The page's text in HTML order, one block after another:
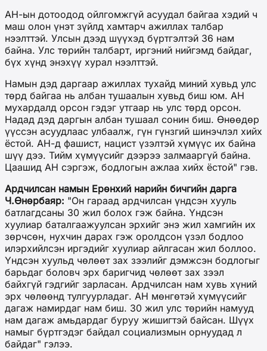
АН-ын дотоодод ойлгомжгүй асуудал байгаа хэдий ч
маш олон үнэт зүйлд хамтарч ажиллах талбар
нээлттэй. Улсын дээд шүүхэд бүртгэлтэй 36 нам
байна. Улс төрийн талбарт, иргэний нийгэмд байдаг,
бүх хүнд энэхүү хурал нээлттэй.
Намын дэд даргаар ажиллах тухайд миний хувьд улс
төрд байгаа нь албан тушаалын хувьд биш юм. АН
мухардалд орсон гэдэг утгаар нь улс төрд орсон.
Надад дэд даргын албан тушаал сонин биш. Өнөөдөр
үүссэн асуудлаас улбаалж, гүн гүнзгий шинэчлэл хийх
ёстой. АН-д фашист, нацист үзэлтэй хүмүүс их байна
шүү дээ. Тийм хүмүүсийг дээрээ залмааргүй байна.
Цаашид АН сэргэж, бодлогын ажлаа хийх ёстой" гэв.
Ардчилсан намын Ерөнхий нарийн бичгийн дарга
Ч.Өнөрбаяр: "Он гараад ардчилсан үндсэн хууль
батлагдсаны 30 жил болох гэж байна. Үндсэн
хуулиар баталгаажуулсан эрхийг энэ жил хамгийн их
зөрчсөн, нухчин дарах гэж оролдсон үзэл бодлоо
илэрхийлсэн иргэдийг хуулиар айлгасан жил боллоо.
Үндсэн хуульд чөлөөт зах зээлийг дэмжсэн бодлогыг
барьдаг боловч эрх баригчид чөлөөт зах зээл
байхгүй гэдгийг зарласан. Ардчилсан нам хувь хүний
эрх чөлөөнд тулгуурладаг. АН мөнгөтэй хүмүүсийг
дагаж намирдаг нам биш. 30 жил улс төрийн намууд
нам дагаж амьдардаг буруу жишигтэй байсан. Шүүх
намыг бүртгэдэг байдал социализмын орнуудад л
байдаг" гэлээ.